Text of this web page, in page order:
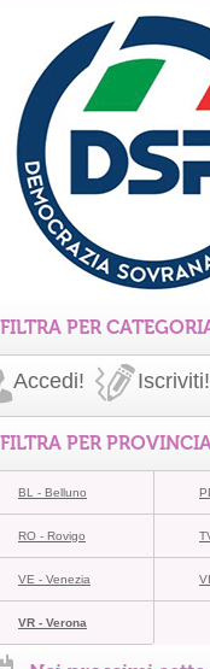
FILTRA PER
Accedi! Iscriviti!
FILTRA PER
BL - Belluno
RO - Rovigo
VE - Venezia
VR - Verona